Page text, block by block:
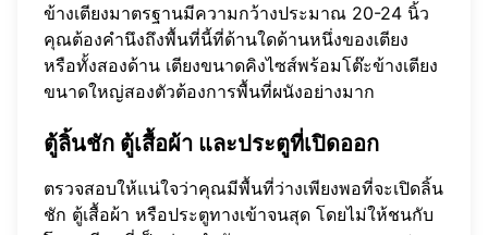
ข้างเตียงมาตรฐานมีความกว้างประมาณ 20-24 นิ้ว
คุณต้องคำนึงถึงพื้นที่นี้ที่ด้านใดด้านหนึ่งของเตียง
หรือทั้งสองด้าน เตียงขนาดคิงไซส์พร้อมโต๊ะข้างเตียง
ขนาดใหญ่สองตัวต้องการพื้นที่ผนังอย่างมาก
ตู้ลิ้นชัก ตู้เสื้อผ้า และประตูที่เปิดออก
ตรวจสอบให้แน่ใจว่าคุณมีพื้นที่ว่างเพียงพอที่จะเปิดลิ้น
ชัก ตู้เสื้อผ้า หรือประตูทางเข้าจนสุด โดยไม่ให้ชนกับ